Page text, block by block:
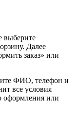
выберите
Далее
заказ» или
ФИО, телефон и
все условия
оформления или